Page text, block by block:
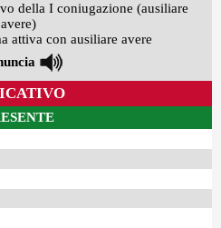
della I coniugazione (ausiliare
avere)
attiva con ausiliare avere